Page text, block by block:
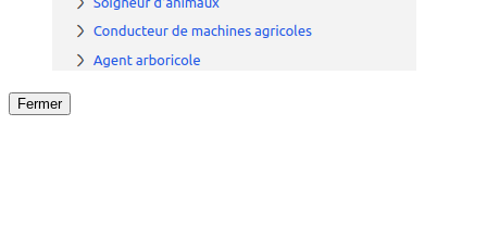
Fermer